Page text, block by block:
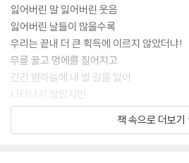
잃어버린 말 잃어버린 웃음
잃어버린 날들이 많을수록
우리는 끝내 더 큰 획득에 이르지 않았더냐!
무릎 꿇고 멍에를 짊어지고
긴긴 밤하늘에 내 별 길을 잃어
나타나지 않았지만
다음에 온 더 맑은 밤들마다
책 속으로 더보기